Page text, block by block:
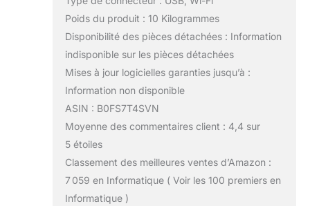
Poids du produit : 10 Kilogrammes
Disponibilité des pièces détachées : Information
indisponible sur les pièces détachées
Mises à jour logicielles garanties jusqu’à :
Information non disponible
ASIN : B0FS7T4SVN
Moyenne des commentaires client : 4,4 sur
5 étoiles
Classement des meilleures ventes d’Amazon :
7 059 en Informatique ( Voir les 100 premiers en
Informatique )